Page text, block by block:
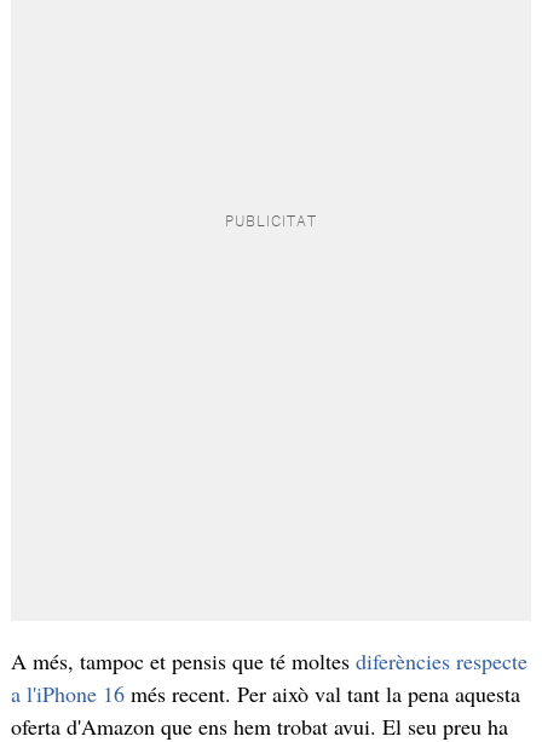
A més, tampoc et pensis que té moltes diferències respecte
a l'iPhone 16més recent. Per això val tant la pena aquesta
oferta d'Amazon que ens hem trobat avui. El seu preu ha